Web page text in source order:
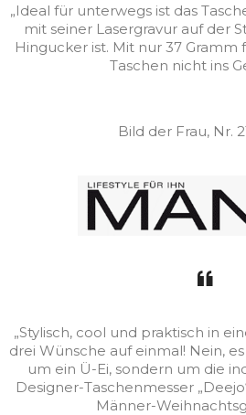
„Ideal für unterwegs ist das
mit seiner Lasergravur auf der
Hingucker ist. Mit nur 37 Gramm
Taschen nicht ins
Bild der Frau, Nr.
„Stylisch, cool und praktisch in
drei Wünsche auf einmal! Nein,
um ein Ü-Ei, sondern um die
Designer-Taschenmesser
Männer-